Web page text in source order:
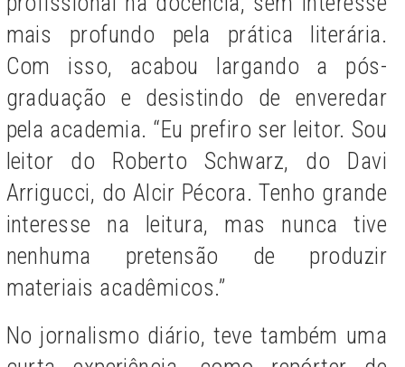
mais profundo pela prática literária.
Com isso, acabou largando a pós-
graduação e desistindo de enveredar
pela academia. “Eu prefiro ser leitor. Sou
leitor do Roberto Schwarz, do Davi
Arrigucci, do Alcir Pécora. Tenho grande
interesse na leitura, mas nunca tive
nenhuma pretensão de produzir
materiais acadêmicos.”
No jornalismo diário, teve também uma